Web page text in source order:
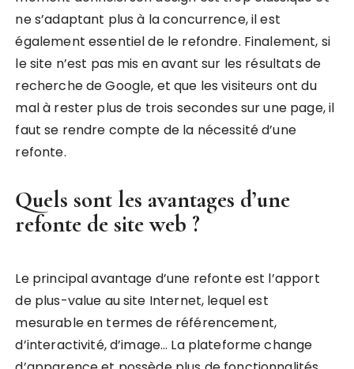
ne s’adaptant plus à la concurrence, il est
également essentiel de le refondre. Finalement, si
le site n’est pas mis en avant sur les résultats de
recherche de Google, et que les visiteurs ont du
mal à rester plus de trois secondes sur une page, il
faut se rendre compte de la nécessité d’une
refonte.
Quels sont les avantages d’une
refonte de site web ?
Le principal avantage d’une refonte est l’apport
de plus-value au site Internet, lequel est
mesurable en termes de référencement,
d’interactivité, d’image… La plateforme change